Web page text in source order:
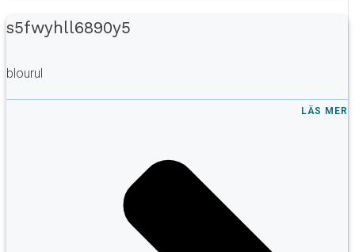
s5fwyhll6890y5
blourul
LÄS MER